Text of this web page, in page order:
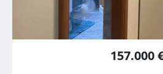
157.000